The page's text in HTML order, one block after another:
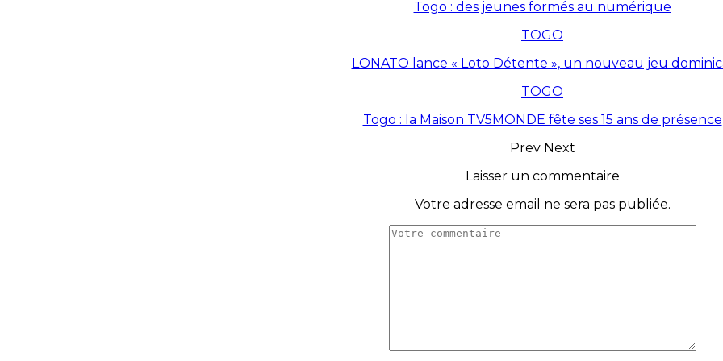
Togo : des jeunes formés au numérique
TOGO
LONATO lance « Loto Détente », un nouveau jeu
TOGO
Togo : la Maison TV5MONDE fête ses 15 ans de présence
Prev Next
Laisser un commentaire
Votre adresse email ne sera pas publiée.